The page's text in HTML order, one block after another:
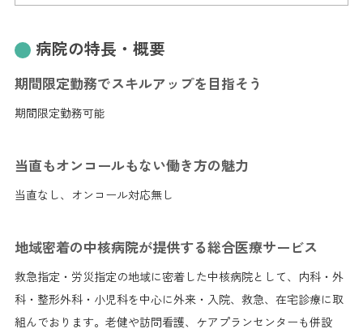
病院の特長・概要
期間限定勤務でスキルアップを目指そう
期間限定勤務可能
当直もオンコールもない働き方の魅力
当直なし、オンコール対応無し
地域密着の中核病院が提供する総合医療サービス
救急指定・労災指定の地域に密着した中核病院として、内科・外
科・整形外科・小児科を中心に外来・入院、救急、在宅診療に取
組んでおります。老健や訪問看護、ケアプランセンターも併設